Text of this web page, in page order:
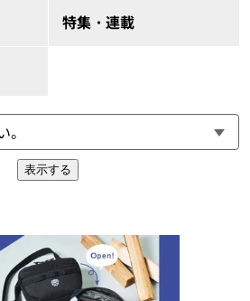
特集・連載
表示する